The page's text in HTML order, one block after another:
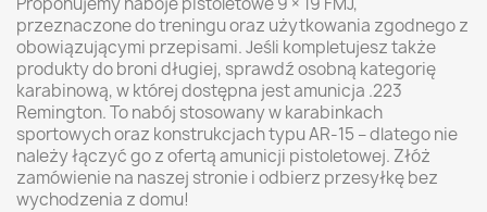
przeznaczone do treningu oraz użytkowania zgodnego z
obowiązującymi przepisami. Jeśli kompletujesz także
produkty do broni długiej, sprawdź osobną kategorię
karabinową, w której dostępna jest amunicja .223
Remington. To nabój stosowany w karabinkach
sportowych oraz konstrukcjach typu AR-15 – dlatego nie
należy łączyć go z ofertą amunicji pistoletowej. Złóż
zamówienie na naszej stronie i odbierz przesyłkę bez
wychodzenia z domu!